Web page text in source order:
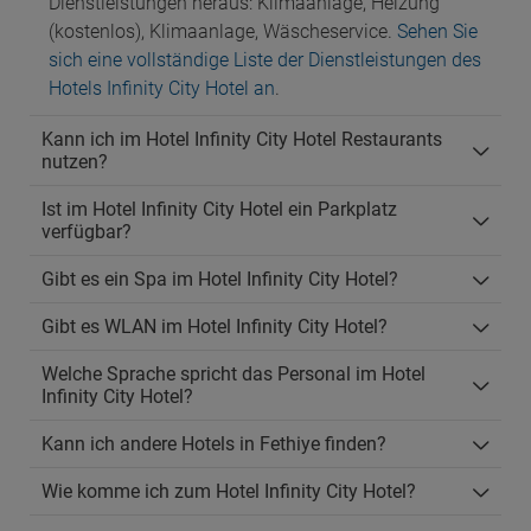
(kostenlos), Klimaanlage, Wäscheservice. Sehen Sie
sich eine vollständige Liste der Dienstleistungen des
Hotels Infinity City Hotel an.
Kann ich im Hotel Infinity City Hotel Restaurants
nutzen?
Ist im Hotel Infinity City Hotel ein Parkplatz
verfügbar?
Gibt es ein Spa im Hotel Infinity City Hotel?
Gibt es WLAN im Hotel Infinity City Hotel?
Welche Sprache spricht das Personal im Hotel
Infinity City Hotel?
Kann ich andere Hotels in Fethiye finden?
Wie komme ich zum Hotel Infinity City Hotel?